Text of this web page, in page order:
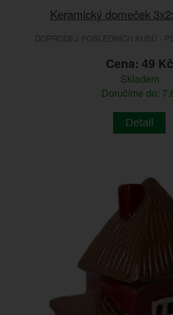
Keramický domeček
DOPRODEJ POSLEDNÍCH KUSŮ -
Cena: 49 Kč
Skladem
Doručíme do:
Detail